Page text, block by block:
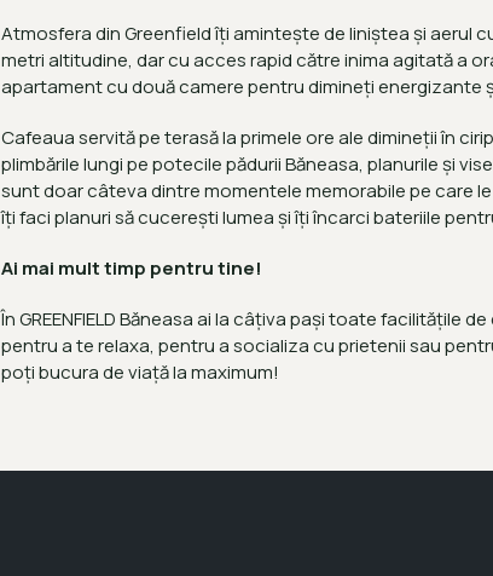
Atmosfera din Greenfield îți amintește de liniștea și aerul
metri altitudine, dar cu acces rapid către inima agitată a
apartament cu două camere pentru dimineți energizante
Cafeaua servită pe terasă la primele ore ale dimineții în
plimbările lungi pe potecile pădurii Băneasa, planurile și
sunt doar câteva dintre momentele memorabile pe care
îți faci planuri să cucerești lumea și îți încarci bateriile
Ai mai mult timp pentru tine!
În GREENFIELD Băneasa ai la câțiva pași toate facilitățile
pentru a te relaxa, pentru a socializa cu prietenii sau
poți bucura de viață la maximum!